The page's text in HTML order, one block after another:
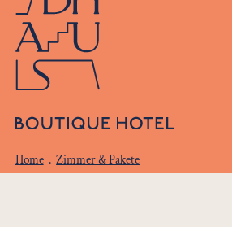
Home . Zimmer & Pakete